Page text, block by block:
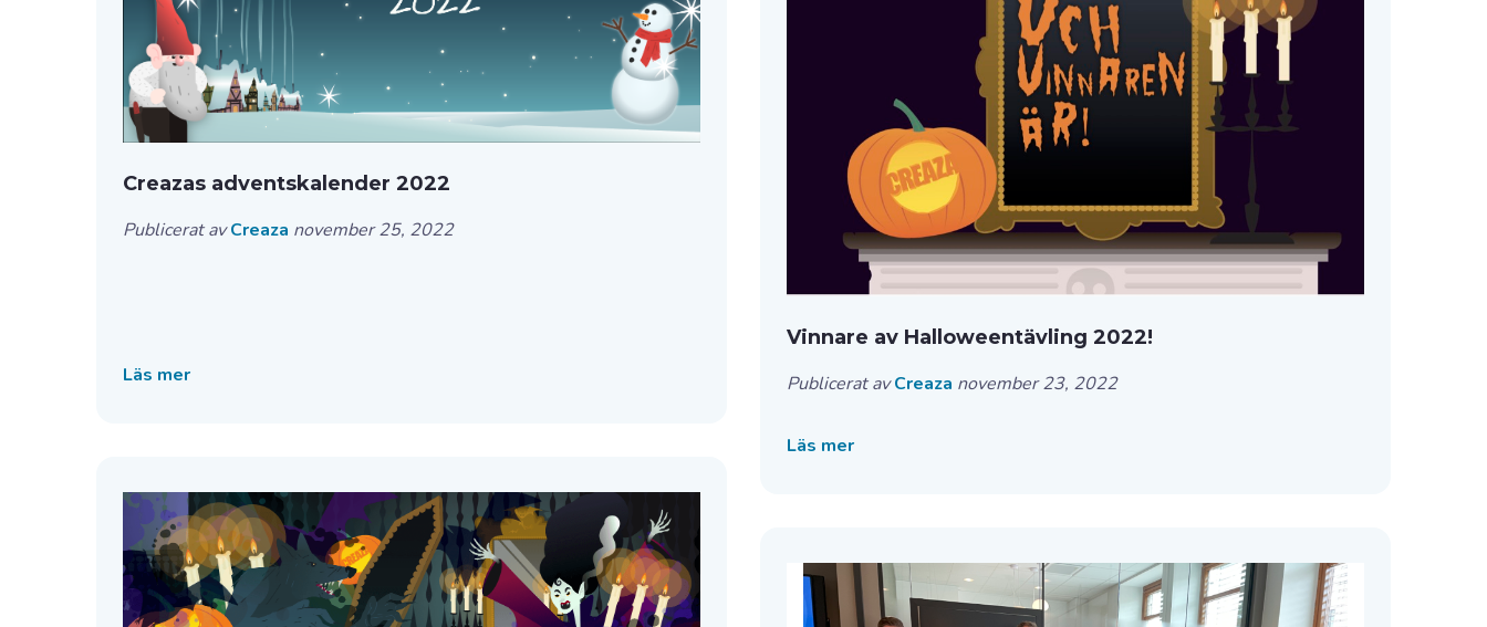
Creazas adventskalender 2022
Publicerat avCreaza november 25, 2022
Läs mer
Vinnare av Halloweentävling 2022!
Publicerat avCreaza november 23, 2022
Läs mer